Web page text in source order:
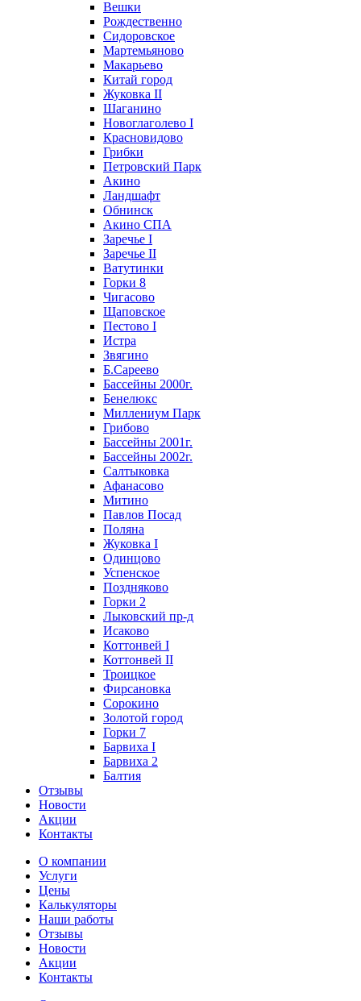
Вешки
Рождественно
Сидоровское
Мартемьяново
Макарьево
Китай город
Жуковка II
Шаганино
Новоглаголево I
Красновидово
Грибки
Петровский Парк
Акино
Ландшафт
Обнинск
Акино СПА
Заречье I
Заречье II
Ватутинки
Горки 8
Чигасово
Щаповское
Пестово I
Истра
Звягино
Б.Сареево
Бассейны 2000г.
Бенелюкс
Миллениум Парк
Грибово
Бассейны 2001г.
Бассейны 2002г.
Салтыковка
Афанасово
Митино
Павлов Посад
Поляна
Жуковка I
Одинцово
Успенское
Поздняково
Горки 2
Лыковский пр-д
Исаково
Коттонвей I
Коттонвей II
Троицкое
Фирсановка
Сорокино
Золотой город
Горки 7
Барвиха I
Барвиха 2
Балтия
Отзывы
Новости
Акции
Контакты
О компании
Услуги
Цены
Калькуляторы
Наши работы
Отзывы
Новости
Акции
Контакты